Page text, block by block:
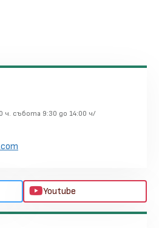
ч. събота 9:30 до 14:00 ч/
Youtube